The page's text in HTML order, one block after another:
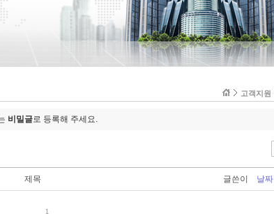
고객지원
비밀글로 등록해 주세요.
제목 글쓴이 날짜
1